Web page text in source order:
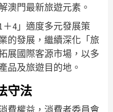
澳門最新旅遊元素。
4」適度多元發展策
的發展，繼續深化「旅
展國際客源市場，以多
品及旅遊目的地。
守法
費權益，消費者委員會